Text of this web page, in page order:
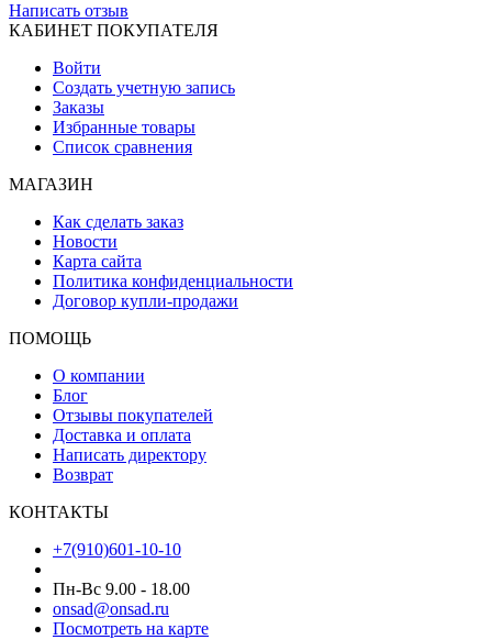
Написать отзыв
КАБИНЕТ ПОКУПАТЕЛЯ
Войти
Создать учетную запись
Заказы
Избранные товары
Список сравнения
МАГАЗИН
Как сделать заказ
Новости
Карта сайта
Политика конфиденциальности
Договор купли-продажи
ПОМОЩЬ
О компании
Блог
Отзывы покупателей
Доставка и оплата
Написать директору
Возврат
КОНТАКТЫ
+7(910)601-10-10
Пн-Вс 9.00 - 18.00
onsad@onsad.ru
Посмотреть на карте